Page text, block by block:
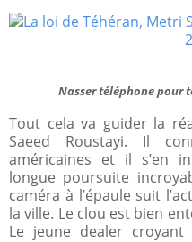
Nasser téléphone pour
Tout cela va guider la
Saeed Roustayi. Il
américaines et il s’en
longue poursuite
caméra à l’épaule suit
la ville. Le clou est bien
Le jeune dealer